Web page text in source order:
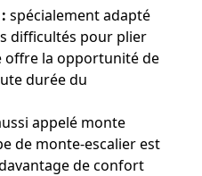
spécialement adapté
difficultés pour plier
offre la opportunité de
durée du
appelé monte
de monte-escalier est
de confort